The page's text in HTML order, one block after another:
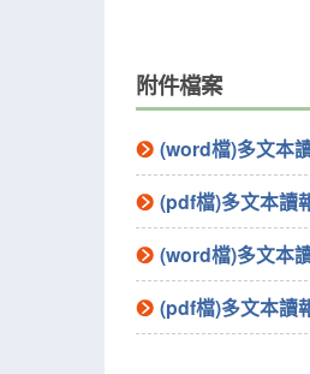
附件檔案
(word檔)多文本
(pdf檔)多文本讀
(word檔)多文本
(pdf檔)多文本讀